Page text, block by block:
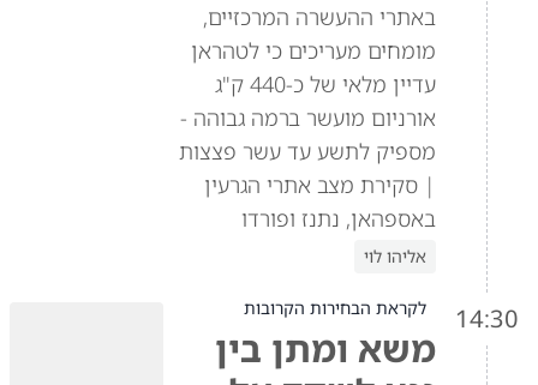
באתרי ההעשרה המרכזיים,
מומחים מעריכים כי לטהראן
עדיין מלאי של כ-440 ק"ג
אורניום מועשר ברמה גבוהה -
מספיק לתשע עד עשר פצצות
| סקירת מצב אתרי הגרעין
באספהאן, נתנז ופורדו
אליהו לוי
14:30 לקראת הבחירות הקרובות
משא ומתן בין